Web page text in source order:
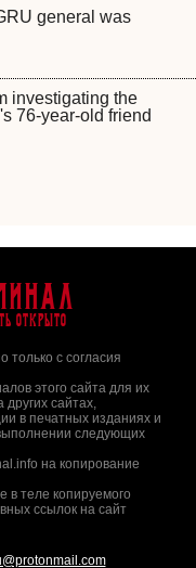
general was
investigating the
76-year-old friend
открыто
с согласия
этого сайта для их
сайтах,
в печатных изданиях и
следующих
на копирование
в теле копируемого
ссылок на сайт